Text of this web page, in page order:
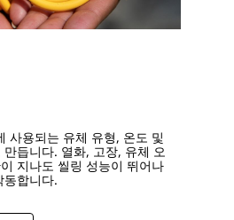
사용되는 유체 유형, 온도 및
듭니다. 열화, 고장, 유체 오
지나도 씰링 성능이 뛰어나
동합니다.